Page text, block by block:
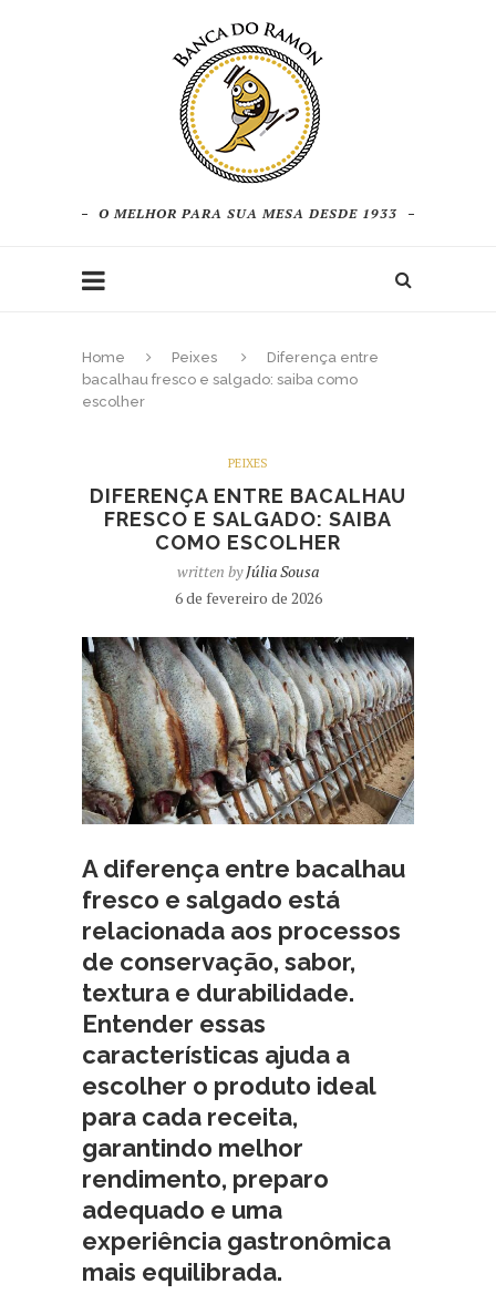
O MELHOR PARA SUA MESA DESDE 1933
Home Peixes
Diferença entre
bacalhau fresco e salgado: saiba como
escolher
PEIXES
DIFERENÇA ENTRE BACALHAU
FRESCO E SALGADO: SAIBA
COMO ESCOLHER
written byJúlia Sousa
6 de fevereiro de 2026
A diferença entre bacalhau
fresco e salgado está
relacionada aos processos
de conservação, sabor,
textura e durabilidade.
Entender essas
características ajuda a
escolher o produto ideal
para cada receita,
garantindo melhor
rendimento, preparo
adequado e uma
experiência gastronômica
mais equilibrada.